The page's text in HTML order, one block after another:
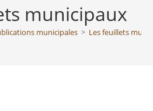
municipaux
municipales > Les feuillets